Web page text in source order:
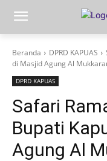
Beranda DPRD KAPUAS
di Masjid Agung Al
DPRD KAPUAS
Safari
Bupati
Agung Al